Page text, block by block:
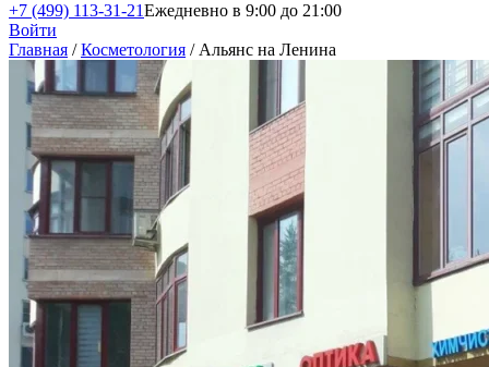
+7 (499) 113-31-21Ежедневно в 9:00 до 21:00
Войти
Главная /Косметология / Альянс на Ленина